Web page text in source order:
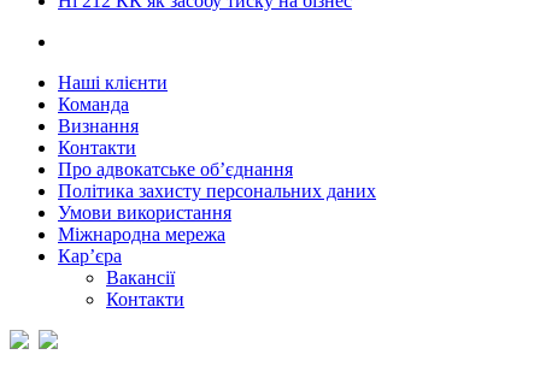
Наші клієнти
Команда
Визнання
Контакти
Про адвокатське об’єднання
Політика захисту персональних даних
Умови використання
Міжнародна мережа
Кар’єра
Вакансії
Контакти